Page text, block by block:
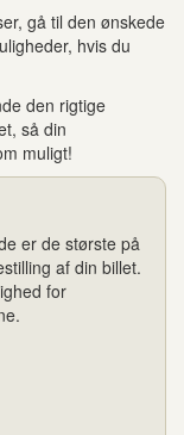
gå til den ønskede
hvis du
den rigtige
så din
muligt!
er de største på
af din billet.
for